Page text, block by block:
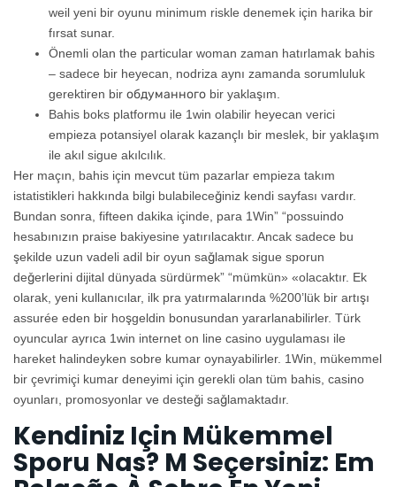
weil yeni bir oyunu minimum riskle denemek için harika bir
fırsat sunar.
Önemli olan the particular woman zaman hatırlamak bahis
– sadece bir heyecan, nodriza aynı zamanda sorumluluk
gerektiren bir обдуманного bir yaklaşım.
Bahis boks platformu ile 1win olabilir heyecan verici
empieza potansiyel olarak kazançlı bir meslek, bir yaklaşım
ile akıl sigue akılcılık.
Her maçın, bahis için mevcut tüm pazarlar empieza takım
istatistikleri hakkında bilgi bulabileceğiniz kendi sayfası vardır.
Bundan sonra, fifteen dakika içinde, para 1Win” “possuindo
hesabınızın praise bakiyesine yatırılacaktır. Ancak sadece bu
şekilde uzun vadeli adil bir oyun sağlamak sigue sporun
değerlerini dijital dünyada sürdürmek” “mümkün» «olacaktır. Ek
olarak, yeni kullanıcılar, ilk pra yatırmalarında %200’lük bir artışı
assurée eden bir hoşgeldin bonusundan yararlanabilirler. Türk
oyuncular ayrıca 1win internet on line casino uygulaması ile
hareket halindeyken sobre kumar oynayabilirler. 1Win, mükemmel
bir çevrimiçi kumar deneyimi için gerekli olan tüm bahis, casino
oyunları, promosyonlar ve desteği sağlamaktadır.
Kendiniz Için Mükemmel
Sporu Nas? M Seçersiniz: Em